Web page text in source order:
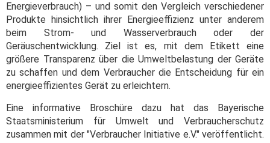
Energieverbrauch) – und somit den Vergleich verschiedener
Produkte hinsichtlich ihrer Energieeffizienz unter anderem
beim Strom- und Wasserverbrauch oder der
Geräuschentwicklung. Ziel ist es, mit dem Etikett eine
größere Transparenz über die Umweltbelastung der Geräte
zu schaffen und dem Verbraucher die Entscheidung für ein
energieeffizientes Gerät zu erleichtern.
Eine informative Broschüre dazu hat das Bayerische
Staatsministerium für Umwelt und Verbraucherschutz
zusammen mit der "Verbraucher Initiative e.V." veröffentlicht.